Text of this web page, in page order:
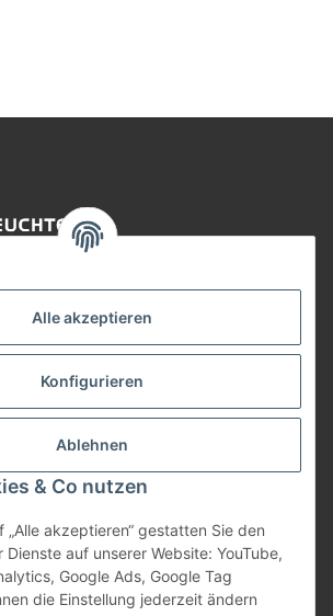
Alle akzeptieren
Konfigurieren
Ablehnen
& Co nutzen
„Alle akzeptieren“ gestatten Sie den
auf unserer Website: YouTube,
Google Ads, Google Tag
die Einstellung jederzeit ändern